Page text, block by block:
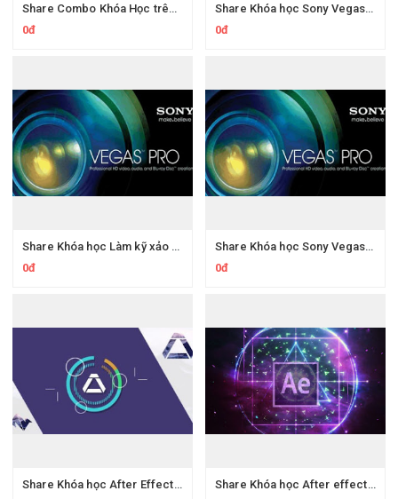
Share Combo Khóa Học trên Elsoft.vn
0đ
Share Khóa học Sony Vegas Biên tập Video Tập 2 Các hiệu ứng
0đ
Share Khóa học Làm kỹ xảo Nuke Foundry cơ bản
0đ
Share Khóa học Sony Vegas Biên tập VideoTập 1 Cơ bản
0đ
Share Khóa học After Effects motion graphics phần 1
Share Khóa học After effects Làm kỹ xảo video cơ bản